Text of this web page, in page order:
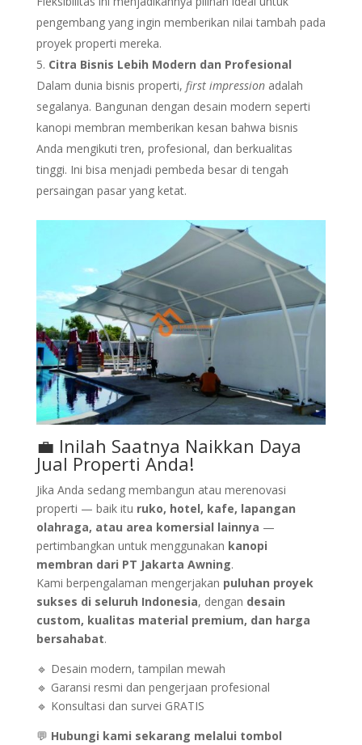
pengembang yang ingin memberikan nilai tambah pada
proyek properti mereka.
Citra Bisnis Lebih Modern dan Profesional
Dalam dunia bisnis properti, first impressionadalah
segalanya. Bangunan dengan desain modern seperti
kanopi membran memberikan kesan bahwa bisnis
Anda mengikuti tren, profesional, dan berkualitas
tinggi. Ini bisa menjadi pembeda besar di tengah
persaingan pasar yang ketat.
💼 Inilah Saatnya Naikkan Daya
Jual Properti Anda!
Jika Anda sedang membangun atau merenovasi
properti — baik itu ruko, hotel, kafe, lapangan
olahraga, atau area komersial lainnya —
pertimbangkan untuk menggunakan kanopi
membran dari PT Jakarta Awning.
Kami berpengalaman mengerjakan puluhan proyek
sukses di seluruh Indonesia, dengan desain
custom, kualitas material premium, dan harga
bersahabat.
🔹 Desain modern, tampilan mewah
🔹 Garansi resmi dan pengerjaan profesional
🔹 Konsultasi dan survei GRATIS
💬 Hubungi kami sekarang melalui tombol